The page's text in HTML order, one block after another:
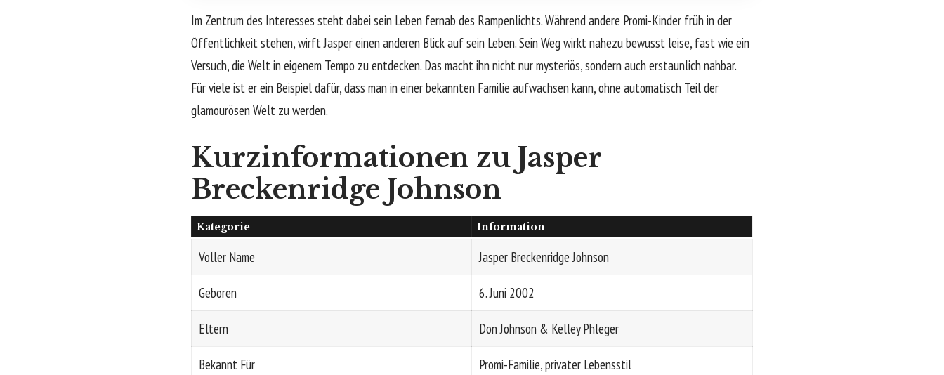
Im Zentrum des Interesses steht dabei sein Leben fernab des Rampenlichts. Während andere Promi-Kinder früh in der
Öffentlichkeit stehen, wirft Jasper einen anderen Blick auf sein Leben. Sein Weg wirkt nahezu bewusst leise, fast wie ein
Versuch, die Welt in eigenem Tempo zu entdecken. Das macht ihn nicht nur mysteriös, sondern auch erstaunlich nahbar.
Für viele ist er ein Beispiel dafür, dass man in einer bekannten Familie aufwachsen kann, ohne automatisch Teil der
glamourösen Welt zu werden.
Kurzinformationen zu Jasper
Breckenridge Johnson
Kategorie Information
Voller Name Jasper Breckenridge Johnson
Geboren 6. Juni 2002
Eltern Don Johnson& Kelley Phleger
Bekannt Für Promi-Familie, privater Lebensstil